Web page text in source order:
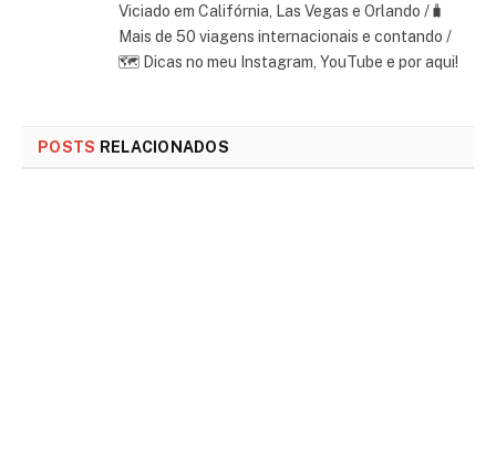
Viciado em Califórnia, Las Vegas e Orlando /🧳
Mais de 50 viagens internacionais e contando /
🗺 Dicas no meu Instagram, YouTube e por aqui!
POSTS RELACIONADOS